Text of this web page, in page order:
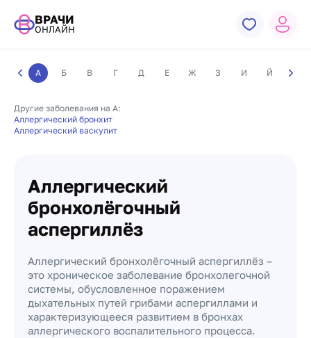
ВРАЧИ
ОНЛАЙН
А Б В Г Д Е Ж З И Й К
Другие заболевания на А:
Аллергический бронхит
Аллергический васкулит
Аллергический
бронхолёгочный
аспергиллёз
Аллергический бронхолёгочный аспергиллёз –
это хроническое заболевание бронхолегочной
системы, обусловленное поражением
дыхательных путей грибами аспергиллами и
характеризующееся развитием в бронхах
аллергического воспалительного процесса.